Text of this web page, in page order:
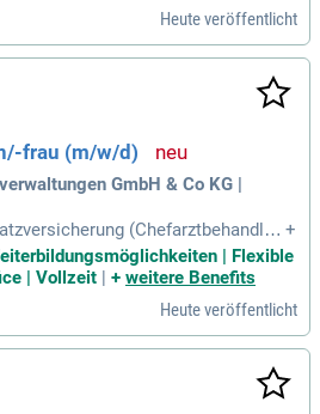
Heute veröffentlicht
frau (m/w/d)
GmbH & Co KG |
(Chefarztbehandlun
sowie Über
Flexible Arbeitsz
+
| Flexible
| Vollzeit | + weitere Benefits
Heute veröffentlicht